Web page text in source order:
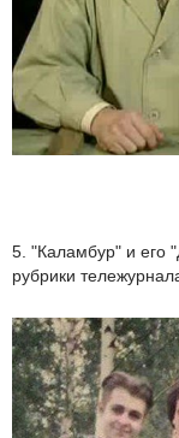
5. "Каламбур" и его
рубрики